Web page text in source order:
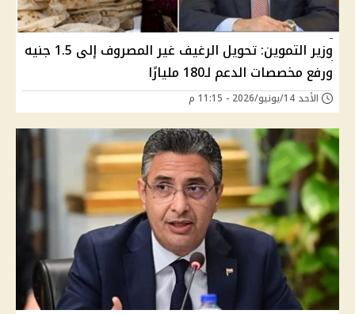
وزير التموين: تحويل الرغيف غير المصروف إلى 1.5 جنيه
ورفع مخصصات الدعم لـ180 مليارًا
الأحد 14/يونيو/2026 - 11:15 م